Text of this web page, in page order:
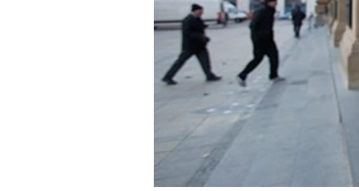
Folgen Sie uns